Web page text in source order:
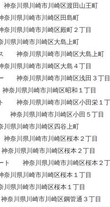
奈川県川崎市川崎区渡田山王町
川県川崎市川崎区田島町
川県川崎市川崎区殿町２丁目
県川崎市川崎区大島上町
神奈川県川崎市川崎区大島上町
川県川崎市川崎区大島４丁目
神奈川県川崎市川崎区浅田３丁目
川県川崎市川崎区昭和１丁目
神奈川県川崎市川崎区小田栄１
神奈川県川崎市川崎区小田５丁目
県川崎市川崎区四谷上町
奈川県川崎市川崎区桜本２丁目
川県川崎市川崎区桜本２丁目
ト 神奈川県川崎市川崎区桜本２
川県川崎市川崎区桜本１丁目
県川崎市川崎区桜本１丁目
川県川崎市川崎区鋼管通３丁目